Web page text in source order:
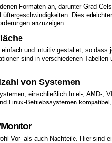
Formaten an, darunter Grad
Dies
anzuzeigen.
und intuitiv gestaltet, so dass
sind in verschiedenen Tabellen
von Systemen
einschließlich Intel-, AMD-,
Linux-Betriebssystemen
Vor- als auch Nachteile. Hier sind